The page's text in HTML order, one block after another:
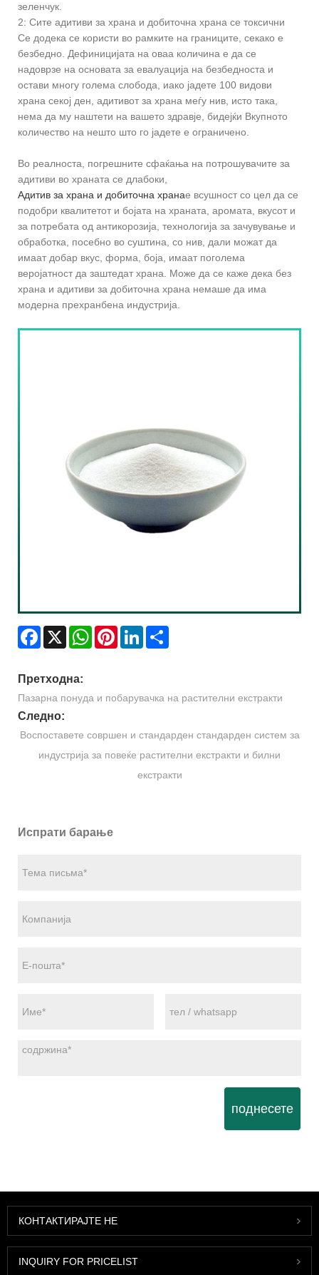
зеленчук.
2: Сите адитиви за храна и добиточна храна се токсични
Се додека се користи во рамките на границите, секако е
безбедно. Дефиницијата на оваа количина е да се
надоврзе на основата за евалуација на безбедноста и
остави многу голема слобода, иако јадете 100 видови
храна секој ден, адитивот за храна меѓу нив, исто така,
нема да му наштети на вашето здравје, бидејќи Вкупното
количество на нешто што го јадете е ограничено.
Во реалноста, погрешните сфаќања на потрошувачите за
адитиви во храната се длабоки,
Адитив за храна и добиточна хранае всушност со цел да се
подобри квалитетот и бојата на храната, аромата, вкусот и
за потребата од антикорозија, технологија за зачувување и
обработка, посебно во суштина, со нив, дали можат да
имаат добар вкус, форма, боја, имаат поголема
веројатност да заштедат храна. Може да се каже дека без
храна и адитиви за добиточна храна немаше да има
модерна прехранбена индустрија.
Facebook
X WhatsAppPinterestLinkedIn
Претходна:
Пазарна понуда и побарувачка на растителни екстракти
Следно:
Воспоставете совршен и стандарден стандарден систем за
индустрија за повеќе растителни екстракти и билни
екстракти
Испрати барање
поднесете
КОНТАКТИРАЈТЕ НЕ
INQUIRY FOR PRICELIST